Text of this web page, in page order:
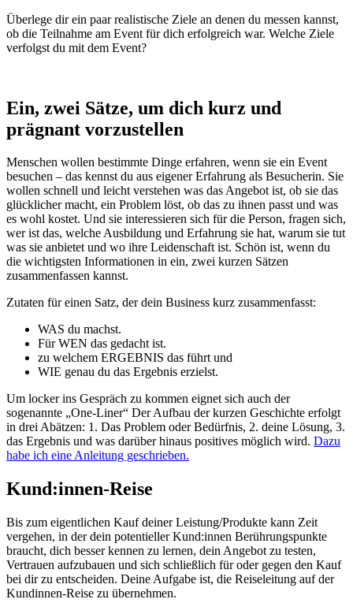
Überlege dir ein paar realistische Ziele an denen du messen kannst,
ob die Teilnahme am Event für dich erfolgreich war. Welche Ziele
verfolgst du mit dem Event?
Ein, zwei Sätze, um dich kurz und
prägnant vorzustellen
Menschen wollen bestimmte Dinge erfahren, wenn sie ein Event
besuchen – das kennst du aus eigener Erfahrung als Besucherin. Sie
wollen schnell und leicht verstehen was das Angebot ist, ob sie das
glücklicher macht, ein Problem löst, ob das zu ihnen passt und was
es wohl kostet. Und sie interessieren sich für die Person, fragen sich,
wer ist das, welche Ausbildung und Erfahrung sie hat, warum sie tut
was sie anbietet und wo ihre Leidenschaft ist. Schön ist, wenn du
die wichtigsten Informationen in ein, zwei kurzen Sätzen
zusammenfassen kannst.
Zutaten für einen Satz, der dein Business kurz zusammenfasst:
WAS du machst.
Für WEN das gedacht ist.
zu welchem ERGEBNIS das führt und
WIE genau du das Ergebnis erzielst.
Um locker ins Gespräch zu kommen eignet sich auch der
sogenannte „One-Liner“ Der Aufbau der kurzen Geschichte erfolgt
in drei Abätzen: 1. Das Problem oder Bedürfnis, 2. deine Lösung, 3.
das Ergebnis und was darüber hinaus positives möglich wird. Dazu
habe ich eine Anleitung geschrieben.
Kund:innen-Reise
Bis zum eigentlichen Kauf deiner Leistung/Produkte kann Zeit
vergehen, in der dein potentieller Kund:innen Berührungspunkte
braucht, dich besser kennen zu lernen, dein Angebot zu testen,
Vertrauen aufzubauen und sich schließlich für oder gegen den Kauf
bei dir zu entscheiden. Deine Aufgabe ist, die Reiseleitung auf der
Kundinnen-Reise zu übernehmen.